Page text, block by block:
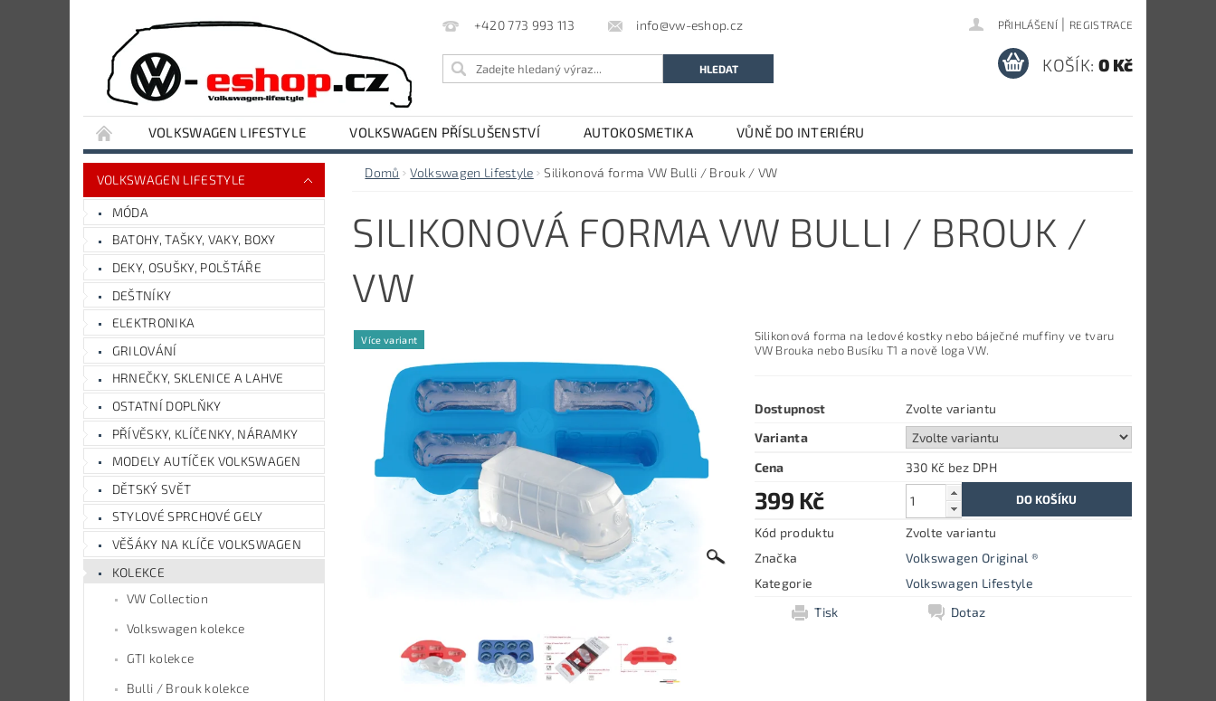
+420 773 993 113 info@vw-eshop.cz PŘIHLÁŠENÍ | REGISTRACE
KOŠÍK: 0 Kč
VOLKSWAGEN LIFESTYLE VOLKSWAGEN PŘÍSLUŠENSTVÍ AUTOKOSMETIKA
VŮNĚ DO INTERIÉRU
VYBAVENÍ DÍLNY A GARÁŽE
AUDI LIFESTYLE AUDI PŘÍSLUŠENSTVÍ
VOLKSWAGEN LIFESTYLE
MÓDA
BATOHY, TAŠKY, VAKY, BOXY
DEKY, OSUŠKY, POLŠTÁŘE
DEŠTNÍKY
ELEKTRONIKA
GRILOVÁNÍ
HRNEČKY, SKLENICE A LAHVE
OSTATNÍ DOPLŇKY
PŘÍVĚSKY, KLÍČENKY, NÁRAMKY
MODELY AUTÍČEK VOLKSWAGEN
DĚTSKÝ SVĚT
STYLOVÉ SPRCHOVÉ GELY
VĚŠÁKY NA KLÍČE VOLKSWAGEN
KOLEKCE
VW Collection
Volkswagen kolekce
GTI kolekce
Bulli / Brouk kolekce
Domů Volkswagen Lifestyle Silikonová forma VW Bulli / Brouk / VW
SILIKONOVÁ FORMA VW BULLI / BROUK /
VW
Více variant
Silikonová forma na ledové kostky nebo báječné muffiny ve tvaru
VW Brouka nebo Busíku T1 a nově loga VW.
Dostupnost
Zvolte variantu
Varianta
Cena
330 Kč bez DPH
399 Kč
Kód produktu
Zvolte variantu
Značka
Volkswagen Original ®
Kategorie
Volkswagen Lifestyle
Tisk
Dotaz